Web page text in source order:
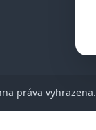
práva